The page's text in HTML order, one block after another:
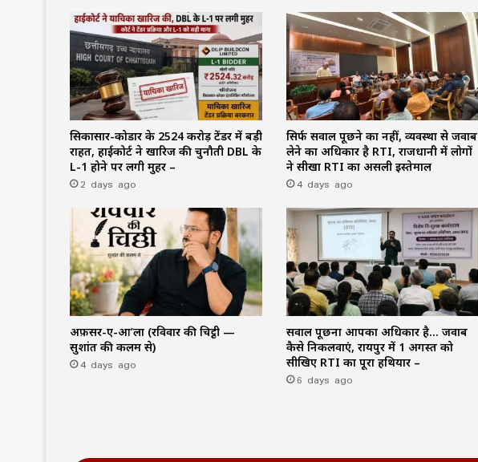
सिकासार-कोडार के ₹2524 करोड़ टेंडर में बड़ी
राहत, हाईकोर्ट ने खारिज की चुनौती DBL के
L-1 होने पर लगी मुहर –
2 days ago
सिर्फ सवाल पूछने का नहीं, व्यवस्था से जवाब
लेने का अधिकार है RTI, राजधानी में लोगों
ने सीखा RTI का असली इस्तेमाल
4 days ago
अफ़सर-ए-आ’ला (रविवार की चिट्ठी —
सुशांत की कलम से)
4 days ago
सवाल पूछना आपका अधिकार है… जवाब
कैसे निकलवाएं, रायपुर में 1 अगस्त को
सीखिए RTI का पूरा हथियार –
6 days ago